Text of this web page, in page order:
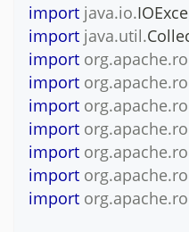
import java.io.
import java.util.
import org.apache.
import org.apache.
import org.apache.
import org.apache.
import org.apache.
import org.apache.
import org.apache.